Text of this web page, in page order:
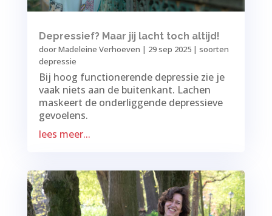
Depressief? Maar jij lacht toch altijd!
doorMadeleine Verhoeven | 29 sep 2025| soorten
depressie
Bij hoog functionerende depressie zie je
vaak niets aan de buitenkant. Lachen
maskeert de onderliggende depressieve
gevoelens.
lees meer...